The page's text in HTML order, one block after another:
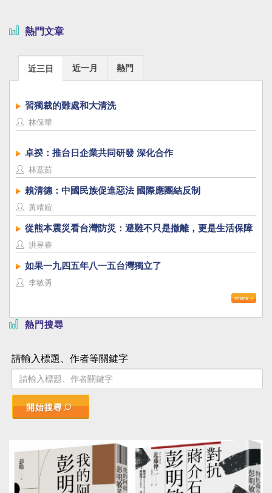
熱門文章
近三日 近一月 熱門
習獨裁的難處和大清洗
林保華
卓揆：推台日企業共同研發 深化合作
林薏茹
賴清德：中國民族促進惡法 國際應團結反制
黃靖媗
從熊本震災看台灣防災：避難不只是撤離，更是生活保障
洪昱睿
如果一九四五年八一五台灣獨立了
李敏勇
熱門搜尋
請輸入標題、作者等關鍵字
開始搜尋